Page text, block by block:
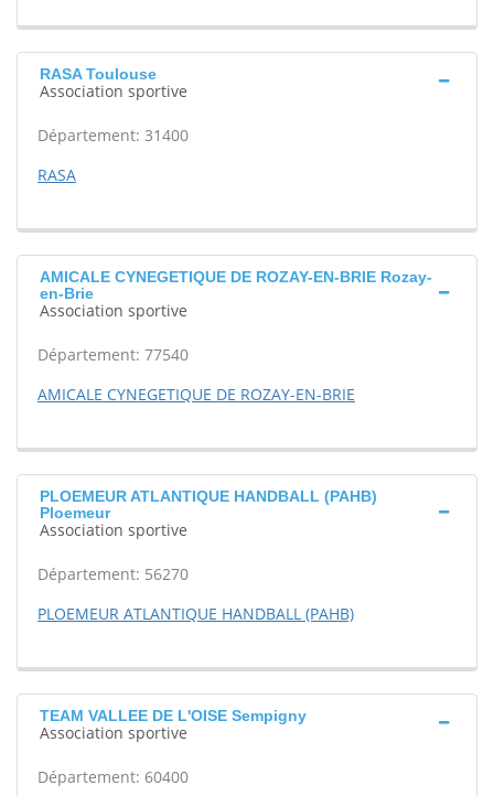
RASA Toulouse
Association sportive
Département: 31400
RASA
AMICALE CYNEGETIQUE DE ROZAY-EN-BRIE Rozay-
en-Brie
Association sportive
Département: 77540
AMICALE CYNEGETIQUE DE ROZAY-EN-BRIE
PLOEMEUR ATLANTIQUE HANDBALL (PAHB)
Ploemeur
Association sportive
Département: 56270
PLOEMEUR ATLANTIQUE HANDBALL (PAHB)
TEAM VALLEE DE L'OISE Sempigny
Association sportive
Département: 60400